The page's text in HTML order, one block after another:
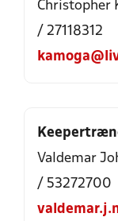
Christopher
/ 27118312
Valdemar
/ 53272700